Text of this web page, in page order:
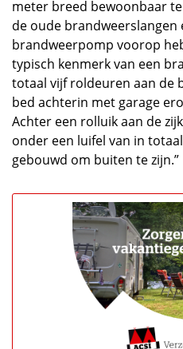
meter breed bewoonbaar
de oude brandweerslangen
brandweerpomp voorop
typisch kenmerk van een
totaal vijf roldeuren aan de
bed achterin met garage
Achter een rolluik aan de
onder een luifel van in
gebouwd om buiten te zijn.”